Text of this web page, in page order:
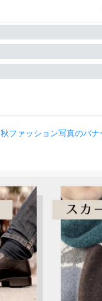
秋ファッション写真のバナ